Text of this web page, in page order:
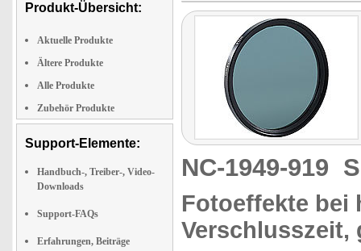
Produkt-Übersicht:
Aktuelle Produkte
Ältere Produkte
Alle Produkte
Zubehör Produkte
Support-Elemente:
Handbuch-, Treiber-, Video-
Downloads
Support-FAQs
Erfahrungen, Beiträge
NC-1949-919
Fotoeffekte bei
Verschlusszeit,